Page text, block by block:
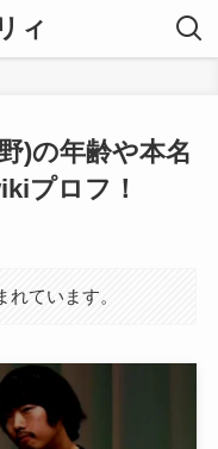
ィ
)の年齢や本名
プロフ！
ています。